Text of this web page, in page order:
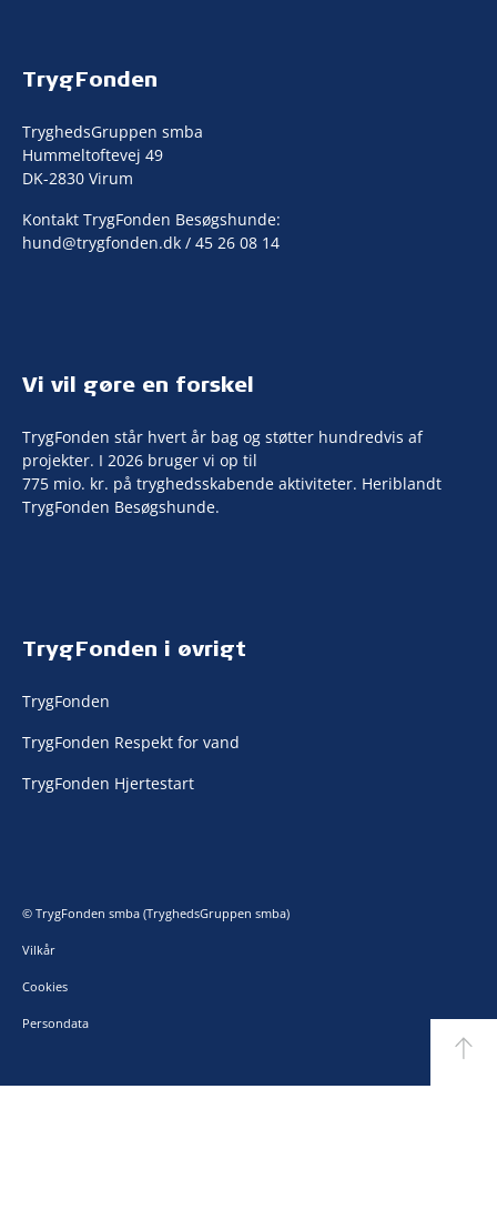
TrygFonden
TryghedsGruppen smba
Hummeltoftevej 49
DK-2830 Virum
Kontakt TrygFonden Besøgshunde:
hund@trygfonden.dk / 45 26 08 14
Vi vil gøre en forskel
TrygFonden står hvert år bag og støtter hundredvis af
projekter. I 2026 bruger vi op til
775 mio. kr. på tryghedsskabende aktiviteter. Heriblandt
TrygFonden Besøgshunde.
TrygFonden i øvrigt
TrygFonden
TrygFonden Respekt for vand
TrygFonden Hjertestart
© TrygFonden smba (TryghedsGruppen smba)
Vilkår
Cookies
Persondata